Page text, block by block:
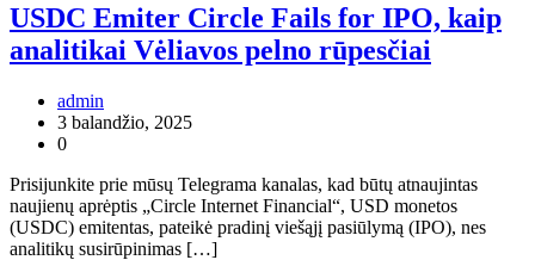
USDC Emiter Circle Fails for IPO, kaip
analitikai Vėliavos pelno rūpesčiai
admin
3 balandžio, 2025
0
Prisijunkite prie mūsų Telegrama kanalas, kad būtų atnaujintas
naujienų aprėptis „Circle Internet Financial“, USD monetos
(USDC) emitentas, pateikė pradinį viešąjį pasiūlymą (IPO), nes
analitikų susirūpinimas […]